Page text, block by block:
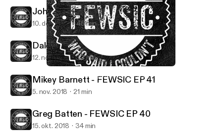
FEWSIC - For Everyone Who Said I Couldn't
Johnathan Billy - FEWSIC EP 43
10. des. 2018 45 min
Dale Witwer - FEWSIC EP 42
12. nov. 2018 33 min
Mikey Barnett - FEWSIC EP 41
5. nov. 2018 21 min
Greg Batten - FEWSIC EP 40
15. okt. 2018 34 min